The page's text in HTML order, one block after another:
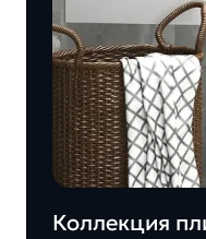
Коллекция